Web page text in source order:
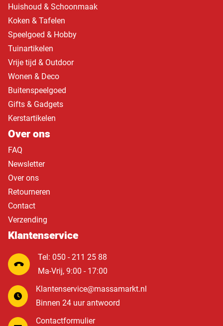
Huishoud & Schoonmaak
Koken & Tafelen
Speelgoed & Hobby
Tuinartikelen
Vrije tijd & Outdoor
Wonen & Deco
Buitenspeelgoed
Gifts & Gadgets
Kerstartikelen
Over ons
FAQ
Newsletter
Over ons
Retourneren
Contact
Verzending
Klantenservice
Tel: 050 - 211 25 88
Ma-Vrij, 9:00 - 17:00
Klantenservice@massamarkt.nl
Binnen 24 uur antwoord
Contactformulier